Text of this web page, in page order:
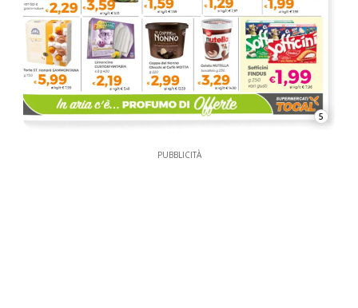
5
PUBBLICITÀ